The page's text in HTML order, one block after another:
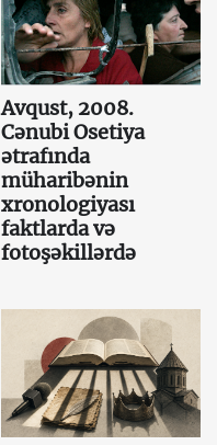
Avqust, 2008.
Cənubi Osetiya
ətrafında
müharibənin
xronologiyası
faktlarda və
fotoşəkillərdə